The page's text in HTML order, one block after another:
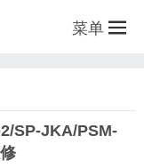
菜单
SP-JKA/PSM-